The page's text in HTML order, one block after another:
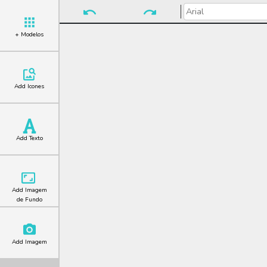
+ Modelos
Add Icones
Add Texto
Add Imagem
de Fundo
Add Imagem